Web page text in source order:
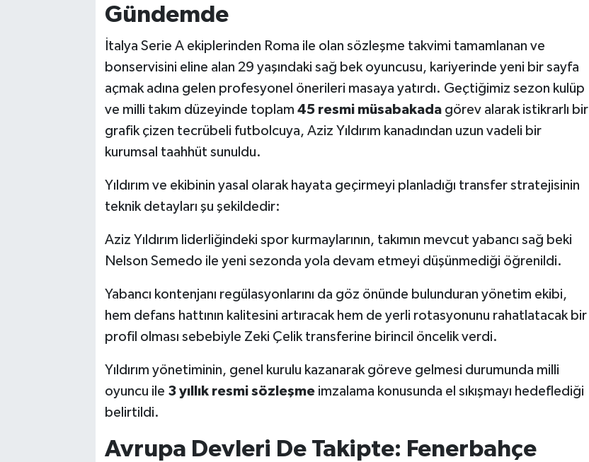
Gündemde
İtalya Serie A ekiplerinden Roma ile olan sözleşme takvimi tamamlanan ve
bonservisini eline alan 29 yaşındaki sağ bek oyuncusu, kariyerinde yeni bir sayfa
açmak adına gelen profesyonel önerileri masaya yatırdı. Geçtiğimiz sezon kulüp
ve milli takım düzeyinde toplam 45 resmi müsabakadagörev alarak istikrarlı bir
grafik çizen tecrübeli futbolcuya, Aziz Yıldırım kanadından uzun vadeli bir
kurumsal taahhüt sunuldu.
Yıldırım ve ekibinin yasal olarak hayata geçirmeyi planladığı transfer stratejisinin
teknik detayları şu şekildedir:
Aziz Yıldırım liderliğindeki spor kurmaylarının, takımın mevcut yabancı sağ beki
Nelson Semedo ile yeni sezonda yola devam etmeyi düşünmediği öğrenildi.
Yabancı kontenjanı regülasyonlarını da göz önünde bulunduran yönetim ekibi,
hem defans hattının kalitesini artıracak hem de yerli rotasyonunu rahatlatacak bir
profil olması sebebiyle Zeki Çelik transferine birincil öncelik verdi.
Yıldırım yönetiminin, genel kurulu kazanarak göreve gelmesi durumunda milli
oyuncu ile 3 yıllık resmi sözleşmeimzalama konusunda el sıkışmayı hedeflediği
belirtildi.
Avrupa Devleri De Takipte: Fenerbahçe